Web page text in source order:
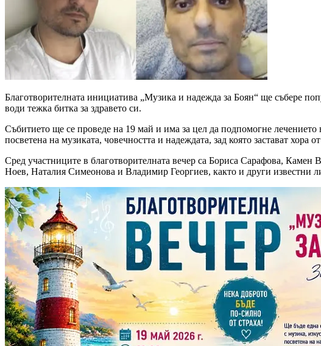
Благотворителната инициатива „Музика и надежда за Боян“ ще събере
води тежка битка за здравето си.
Събитието ще се проведе на 19 май и има за цел да подпомогне
посветена на музиката, човечността и надеждата, зад която застават хора
Сред участниците в благотворителната вечер са Бориса Сарафова,
Ноев, Наталия Симеонова и Владимир Георгиев, както и други известни